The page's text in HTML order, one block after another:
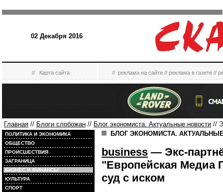
02 Декабря 2016
//Карта сайта //реклама на сайте//реклама в газете//
Главная // Блоги слобожан // Блог экономиста. Актуальные новости //
ПОЛИТИКА И ЭКОНОМИКА
ОБЩЕСТВО
ПРОИСШЕСТВИЯ
ЗАГРАНИЦА
БИЗНЕС И ФИНАНСЫ
КУЛЬТУРА
СПОРТ
БЛОГ ЭКОНОМИСТА.
business — Экс-
"Европейская Медиа
суд с иском